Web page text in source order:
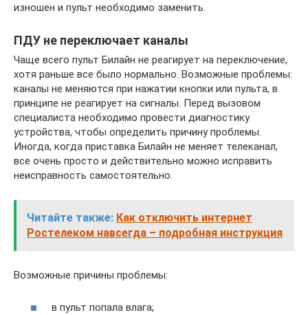
изношен и пульт необходимо заменить.
ПДУ не переключает каналы
Чаще всего пульт Билайн не реагирует на переключение,
хотя раньше все было нормально. Возможные проблемы:
каналы не меняются при нажатии кнопки или пульта, в
принципе не реагирует на сигналы. Перед вызовом
специалиста необходимо провести диагностику
устройства, чтобы определить причину проблемы.
Иногда, когда приставка Билайн не меняет телеканал,
все очень просто и действительно можно исправить
неисправность самостоятельно.
Читайте также: Как отключить интернет
Ростелеком навсегда – подробная инструкция
Возможные причины проблемы:
в пульт попала влага;